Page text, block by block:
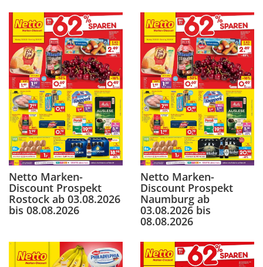
Netto Marken-
Discount Prospekt
Rostock ab 03.08.2026
bis 08.08.2026
Netto Marken-
Discount Prospekt
Naumburg ab
03.08.2026 bis
08.08.2026